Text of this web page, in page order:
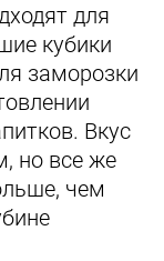
для
кубики
заморозки
Вкус
но все же
чем